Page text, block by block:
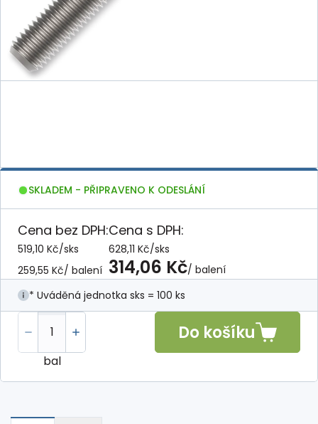
SKLADEM - PŘIPRAVENO K ODESLÁNÍ
Cena bez DPH:
519,10 Kč/sks
259,55 Kč/ balení
Cena s DPH:
628,11 Kč/sks
314,06 Kč/ balení
* Uváděná jednotka sks = 100 ks
bal
Do košíku